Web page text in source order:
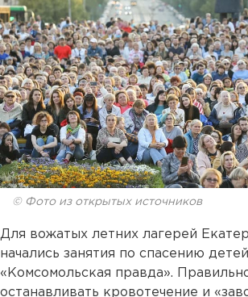
© Фото из открытых источников
Для вожатых летних лагерей
начались занятия по спасению
«Комсомольская правда».
останавливать кровотечение и